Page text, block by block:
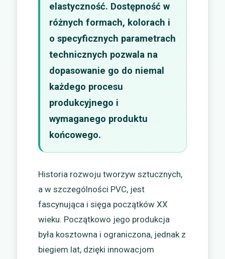
elastyczność. Dostępność w
różnych formach, kolorach i
o specyficznych parametrach
technicznych pozwala na
dopasowanie go do niemal
każdego procesu
produkcyjnego i
wymaganego produktu
końcowego.
Historia rozwoju tworzyw sztucznych,
a w szczególności PVC, jest
fascynująca i sięga początków XX
wieku. Początkowo jego produkcja
była kosztowna i ograniczona, jednak z
biegiem lat, dzięki innowacjom